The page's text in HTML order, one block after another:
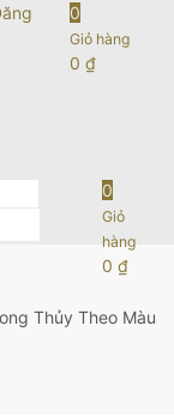
0
Giỏ hàng
0 ₫
0
Giỏ
hàng
0₫
Thủy Theo Màu